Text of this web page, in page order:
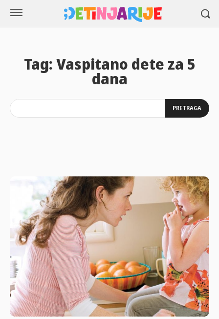
Tag:Vaspitano dete za 5
dana
PRETRAGA